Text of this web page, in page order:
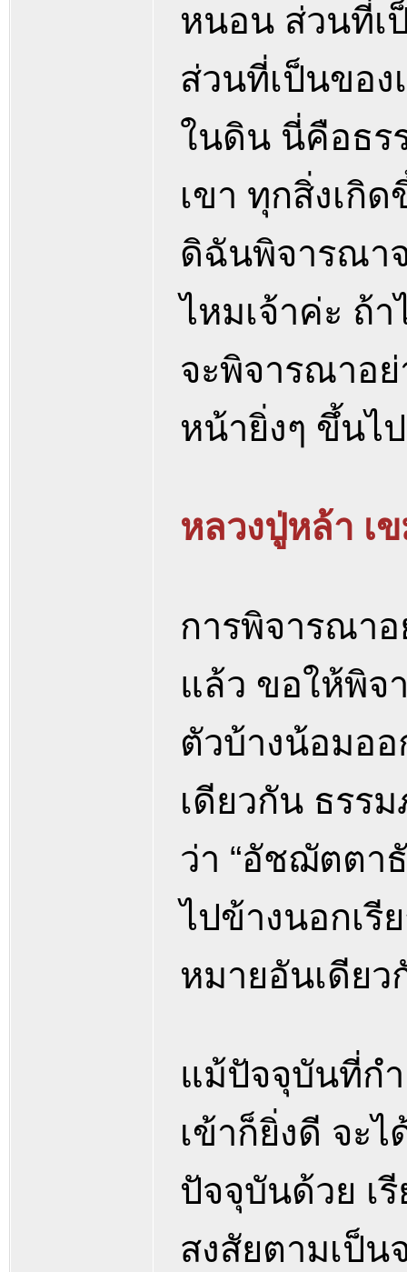
หนอน ส่วนที่เ
ส่วนที่เป็นของ
ในดิน นี่คือธร
เขา ทุกสิ่งเกิ
ดิฉันพิจารณา
ไหมเจ้าค่ะ ถ้
จะพิจารณาอย่
หน้ายิ่งๆ ขึ้นไ
หลวงปู่หล้า เ
การพิจารณาอ
แล้ว ขอให้พิจ
ตัวบ้างน้อมอ
เดียวกัน ธรร
ว่า “อัชฌัตตา
ไปข้างนอกเรี
หมายอันเดียว
แม้ปัจจุบันที่ก
เข้าก็ยิ่งดี จะ
ปัจจุบันด้วย เ
สงสัยตามเป็น